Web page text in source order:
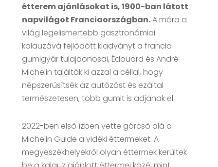
étterem ajánlásokat is, 1900-ban látott
napvilágot Franciaországban.A mára a
világ legelismertebb gasztronómiai
kalauzává fejlődött kiadványt a francia
gumigyár tulajdonosai, Édouard és André
Michelin találták ki azzal a céllal, hogy
népszerűsítsék az autózást és ezáltal
természetesen, több gumit is adjanak el.
2022-ben első ízben vette górcső alá a
Michelin Guide a vidéki éttermeket. A
megyeszékhelyekről olyan éttermek kerültek